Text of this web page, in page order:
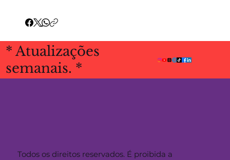
* Atualizações
semanais. *
Todos os direitos reservados. É proibida a